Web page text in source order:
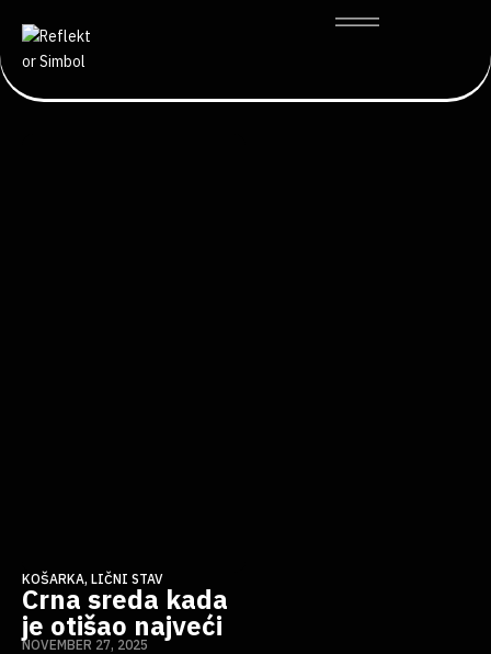
KOŠARKA, LIČNI STAV
Crna sreda kada
je otišao najveći
NOVEMBER 27, 2025